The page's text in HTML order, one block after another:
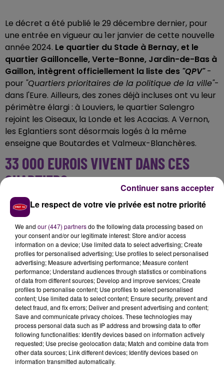
Le décret a été publié le 29 décembre dernier, pour
une entrée en vigueur au 1er janvier de cette nouvelle
année 2024. Le quartier du Stade à Bernay, et le
quartier Gailloncelle, Verte-Bonne, Jardin-de-Bas à
Gaillon, intègrent officiellement la liste des "QPV"-
pour "Quartiers prioritaires de la politique de la ville"-
dans l'Eure. Ailleurs, des zones déjà incluses ont vu leur
périmètre élargi : à Louviers, le quartier Salengro
rejoint les Oiseaux, la Londe et les Acacias. A Vernon,
les Eglantiers sont désormais logés à la même
enseigne que Boutardes et Valmeux-Blanchères.
33 000 EUROIS VIVENT DANS CES
QUARTIERS
Ces ajouts résultent de demandes portées par les
élus locaux et la préfecture auprès du secrétariat
d’Etat chargé de la Citoyenneté et de la Ville. Avec
ces quatre"nouveaux entrants", l'Eure compte
dorénavant douze"QPV"répartis entre Vernon,
Louviers, Val-de-Reuil, Bernay, Gaillon, Pont-Audemer
et Evreux.33 000 Eurois résident à présent dans ces
secteursqui peuvent être soutenus par le biais d'une
fiscalité spécifique, faire l'objet de projets de
rénovation urbaine, ou d'investissements autour des
enjeux d'éducation, d'emploi, de développement
économique, etc.
Le respect de votre vie privée est notre priorité
We and our (447) partnersdo the following data processing based on
your consent and/or our legitimate interest: Store and/or access
information on a device; Use limited data to select advertising; Create
profiles for personalised advertising; Use profiles to select personalised
advertising; Measure advertising performance; Measure content
performance; Understand audiences through statistics or combinations
of data from different sources; Develop and improve services; Create
profiles to personalise content; Use profiles to select personalised
content; Use limited data to select content; Ensure security, prevent and
detect fraud, and fix errors; Deliver and present advertising and content;
Save and communicate privacy choices. These technologies may
process personal data such as IP address and browsing data to offer
following functionalities: Identify devices based on information actively
requested; Use precise geolocation data; Match and combine data from
other data sources; Link different devices; Identify devices based on
information transmitted automatically.
Continuer sans accepter